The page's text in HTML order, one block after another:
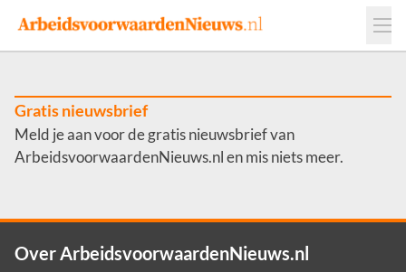
Events
Adverteren
Werkgevers
Contact
Gratis nieuwsbrief
Meld je aan voor de gratis nieuwsbrief van
ArbeidsvoorwaardenNieuws.nl en mis niets meer.
Over ArbeidsvoorwaardenNieuws.nl